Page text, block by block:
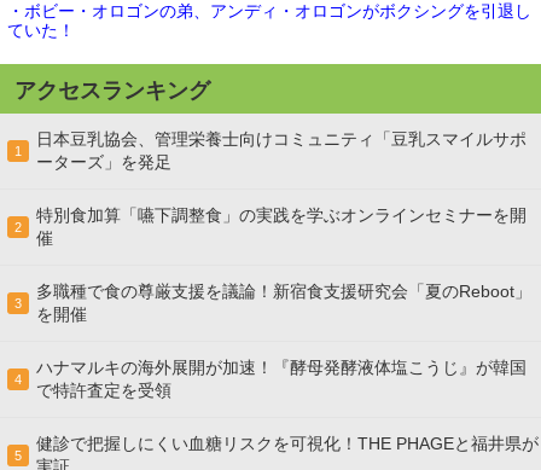
・ボビー・オロゴンの弟、アンディ・オロゴンがボクシングを引退し
ていた！
アクセスランキング
1
日本豆乳協会、管理栄養士向けコミュニティ「豆乳スマイルサポ
ーターズ」を発足
2
特別食加算「嚥下調整食」の実践を学ぶオンラインセミナーを開
催
3
多職種で食の尊厳支援を議論！新宿食支援研究会「夏のReboot」
を開催
4
ハナマルキの海外展開が加速！『酵母発酵液体塩こうじ』が韓国
で特許査定を受領
5
健診で把握しにくい血糖リスクを可視化！THE PHAGEと福井県が